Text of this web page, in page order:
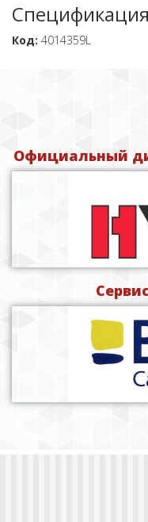
Спецификация
Код: 4014359L
Официальный